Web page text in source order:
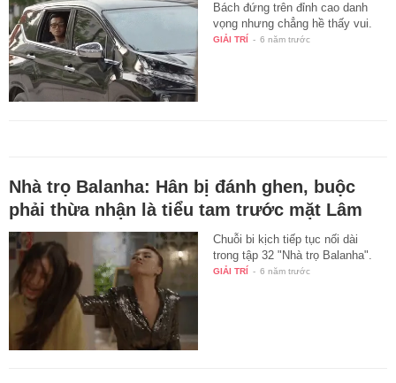
Bách đứng trên đỉnh cao danh
vọng nhưng chẳng hề thấy vui.
GIẢI TRÍ - 6 năm trước
Nhà trọ Balanha: Hân bị đánh ghen, buộc
phải thừa nhận là tiểu tam trước mặt Lâm
Chuỗi bi kịch tiếp tục nối dài
trong tập 32 "Nhà trọ Balanha".
GIẢI TRÍ - 6 năm trước